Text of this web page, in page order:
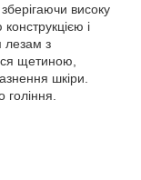
високу
конструкцією і
лезам з
щетиною,
шкіри.
гоління.